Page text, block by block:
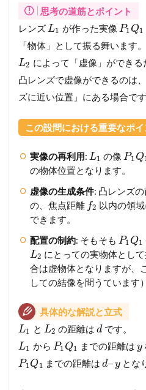
思考の道筋とポイント
レンズL1 が作った実像 P1 Q1
「物体」として振る舞います。
L2 によって「虚像」ができる
凸レンズで虚像ができるのは
ズに近い位置」にある場合です
この設問における重要なポイ
実像の再利用: L1 の像 P1 Q
の物体位置となります。
虚像の生成条件: 凸レンズの
の、焦点距離 f2 以内の領
できます。
配置の制約: そもそも P1 Q1
L2 にとっての実物体とし
合は虚物体となりますが、
しての結像を問うています）
具体的な解説と立式
L1 と L2 の距離はdです。
L1 から P1 Q1 までの距離は y
P1Q1 までの距離はd–y とな